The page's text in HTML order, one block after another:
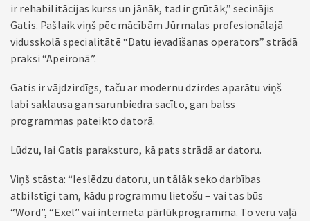
ir rehabilitācijas kurss un jānāk, tad ir grūtāk,” secinājis
Gatis. Pašlaik viņš pēc mācībām Jūrmalas profesionālajā
vidusskolā specialitātē “Datu ievadīšanas operators” strādā
praksi “Apeironā”.
Gatis ir vājdzirdīgs, taču ar modernu dzirdes aparātu viņš
labi saklausa gan sarunbiedra sacīto, gan balss
programmas pateikto datorā.
Lūdzu, lai Gatis parak­sturo, kā pats strādā ar datoru.
Viņš stāsta: “Ieslēdzu datoru, un tālāk seko darbības
atbilstīgi tam, kādu pro­grammu lietošu – vai tas būs
“Word”, “Exel” vai interneta pārlūkprogramma. To veru vaļā